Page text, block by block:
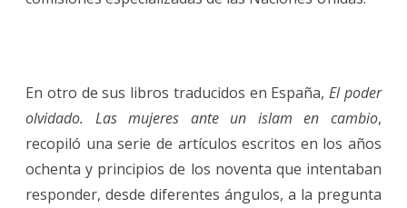
En otro de sus libros traducidos en España,El poder
olvidado. Las mujeres ante un islam en cambio,
recopiló una serie de artículos escritos en los años
ochenta y principios de los noventa que intentaban
responder, desde diferentes ángulos, a la pregunta